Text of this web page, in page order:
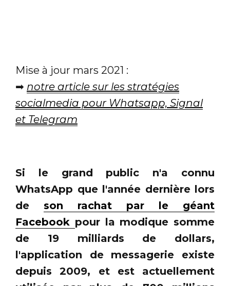
Mise à jour mars 2021 :
➡ notre article sur les stratégies
socialmedia pour Whatsapp, Signal
et Telegram
Si le grand public n'a connu
WhatsApp que l'année dernière lors
de son rachat par le géant
Facebook pour la modique somme
de 19 milliards de dollars,
l'application de messagerie existe
depuis 2009, et est actuellement